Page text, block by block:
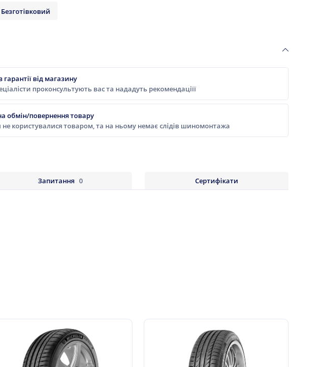
Безготівковий
гарантії від магазину
проконсультують вас та нададуть рекомендаціїї
обмін/повернення товару
користувалися товаром, та на ньому немає слідів шиномонтажа
Запитання 0 Сертифікати